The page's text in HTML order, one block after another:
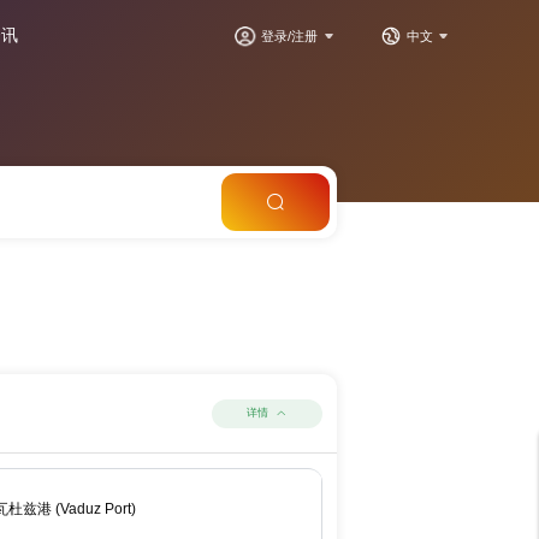
登录/注册 中文
详情
杜兹港 (Vaduz Port)